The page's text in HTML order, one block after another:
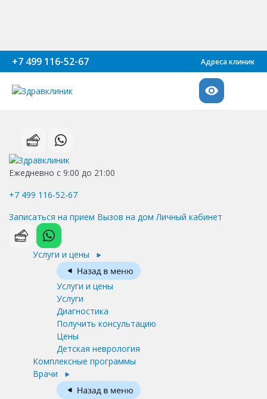
+7 499 116-52-67 Адреса клиник
Ежедневно с 9:00 до 21:00
+7 499 116-52-67
Записаться на прием Вызов на дом Личный кабинет
Услуги и цены
Услуги и цены
Услуги
Диагностика
Получить консультацию
Цены
Детская неврология
Комплексные программы
Врачи